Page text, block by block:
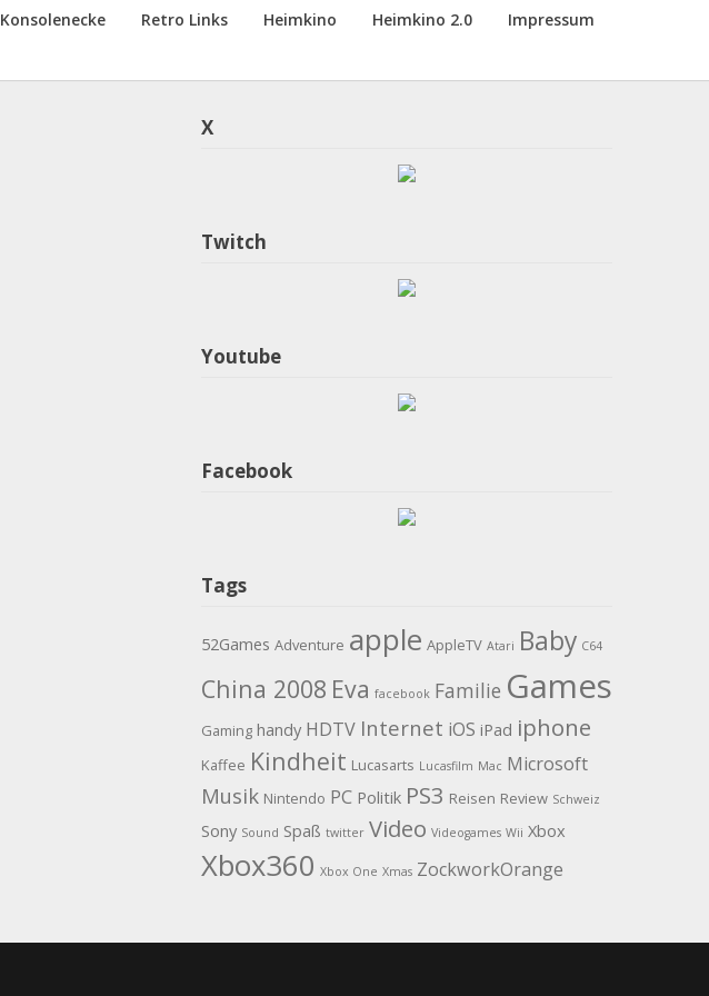
Konsolenecke Retro Links Heimkino Heimkino 2.0 Impressum
X
Twitch
Youtube
Facebook
Tags
52Games Adventure apple AppleTV Atari Baby C64
China 2008 Eva facebook Familie Games
Gaming handy HDTV Internet iOS iPad iphone
Kaffee Kindheit Lucasarts Lucasfilm Mac Microsoft
Musik Nintendo PC Politik PS3 Reisen Review Schweiz
Sony Sound Spaß twitter Video Videogames Wii Xbox
Xbox360 Xbox One Xmas ZockworkOrange